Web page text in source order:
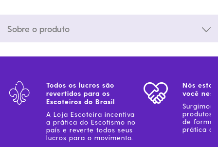
Sobre o produto
Todos os lucros são
revertidos para os
Escoteiros do Brasil
A Loja Escoteira incentiva
a prática do Escotismo no
país e reverte todos seus
lucros para o movimento.
Nós
você
Surgimos
produtos
de forma
prática